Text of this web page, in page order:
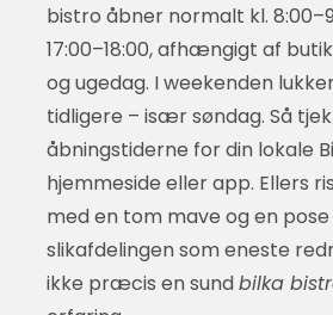
bistro åbner normalt kl.
17:00–18:00, afhængigt af
og ugedag. I weekenden
tidligere – især søndag. Så
åbningstiderne for din lokale
hjemmeside eller app. Ellers
med en tom mave og en
slikafdelingen som eneste
ikke præcis en sundbilka